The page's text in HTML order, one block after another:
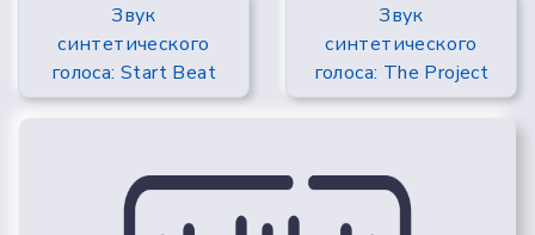
Звук
синтетического
голоса: Start Beat
Звук
синтетического
голоса: The Project